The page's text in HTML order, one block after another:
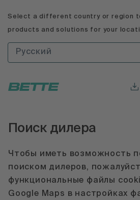
Select a different country or region
products and solutions for your
Русский
Поиск дилера
Чтобы иметь возможность
поиском дилеров,
функциональные файлы
Google Maps в настройках